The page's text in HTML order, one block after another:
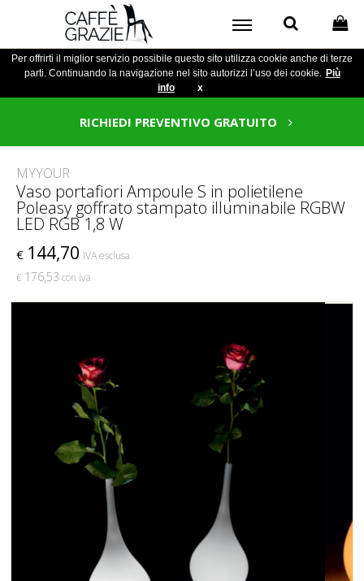
Per offrirti il miglior servizio possibile questo sito utilizza cookie anche di terze
parti. Continuando la navigazione nel sito autorizzi l’uso dei cookie. Più
info
x
RICHIEDI PREVENTIVO GRATUITO
MYYOUR
Vaso portafiori Ampoule S in polietilene
Poleasy goffrato stampato illuminabile RGBW
LED RGB 1,8 W
€ 144,70 IVA esclusa
€ 176,53 con iva